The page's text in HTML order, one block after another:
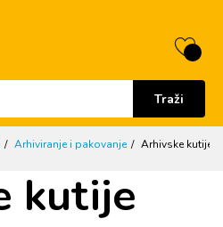
Traži
Arhiviranje i pakovanje Arhivske kutije
kutije